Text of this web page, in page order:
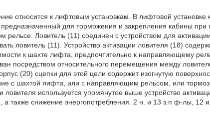
относится к лифтовым установкам. В лифтовой
предназначенный для торможения и закрепления кабины
рельсе. Ловитель (11) соединен с устройством для
ловитель (11). Устройство активации ловителя (18)
к шахте лифта, предпочтительно к направляющему
посредством относительного перемещения между
(20) сцепки для этой цели содержит изогнутую
с шахтой лифта, или с направляющим рельсом, или
ловителя используется упомянутое выше устройство
а также снижение энергопотребления. 2 н. и 13 з.п ф-лы, 12